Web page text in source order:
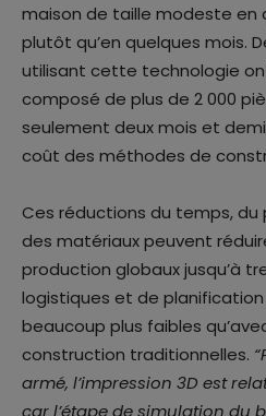
maison de taille modeste en
plutôt qu’en quelques mois.
utilisant cette technologie
composé de plus de 2 000
seulement deux mois et
coût des méthodes de
Ces réductions du temps,
des matériaux peuvent
production globaux jusqu’à
logistiques et de
beaucoup plus faibles
construction traditionnelles.
armé, l’impression 3D est
car l’étape de simulation du